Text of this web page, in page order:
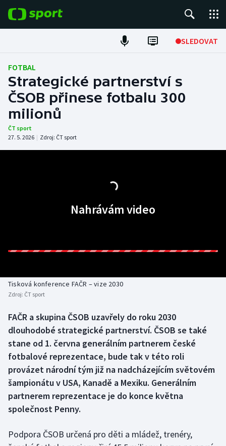
SLEDOVAT
Fotbal
Hokej
Tenis
Atletika
Americký fotbal
Biatlon
Box
Curling
Dostihy
Florbal
Aplikace ČT sport
FOTBAL
Strategické partnerství s
ČSOB přinese fotbalu 300
milionů
ČT sport
27. 5. 2026 | Zdroj: ČT sport
Nahrávám video
Tisková konference FAČR – vize 2030
Zdroj: ČT sport
FAČR a skupina ČSOB uzavřely do roku 2030
dlouhodobé strategické partnerství. ČSOB se také
stane od 1. června generálním partnerem české
fotbalové reprezentace, bude tak v této roli
provázet národní tým již na nadcházejícím světovém
šampionátu v USA, Kanadě a Mexiku. Generálním
partnerem reprezentace je do konce května
společnost Penny.
Podpora ČSOB určená pro děti a mládež, trenéry,